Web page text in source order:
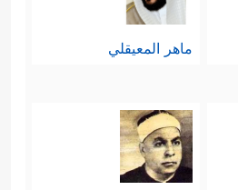
بالحق في أيامه
وبرهان إلهي لا
التي أُحيطَت بها مريم
ولادتها وكفالتها إلى
ماهر المعيقلي